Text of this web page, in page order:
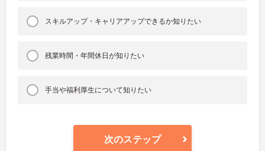
スキルアップ・キャリアアップできるか知りたい
残業時間・年間休日が知りたい
手当や福利厚生について知りたい
次のステップ